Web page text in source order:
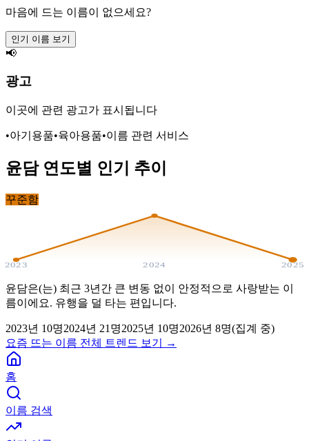
마음에 드는 이름이 없으세요?
인기 이름 보기
📢
광고
이곳에 관련 광고가 표시됩니다
•아기용품•육아용품•이름 관련 서비스
윤담연도별 인기 추이
꾸준함
2023 2024 2025
윤담은(는) 최근 3년간 큰 변동 없이 안정적으로 사랑받는 이
름이에요. 유행을 덜 타는 편입니다.
2023년 10명2024년 21 명2025년 10명2026년 8명(집계 중)
요즘 뜨는 이름 전체 트렌드 보기 →
홈
이름 검색